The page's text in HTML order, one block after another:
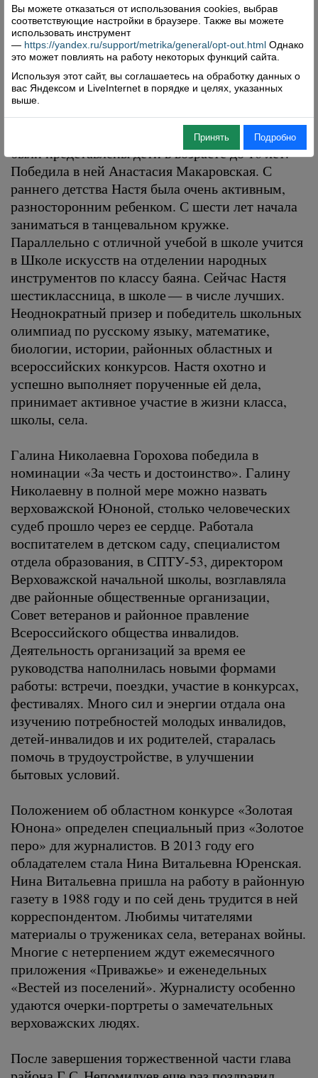
праздников. Отчетный концерт за 2013 год стал,
по восторженным отзывам зрителей, настоящим
событием. Юные и взрослые танцоры ездят на
конкурсы в г. Вологду, В-Устюг, Вельск и даже
Москву. Сейчас в «Комильфо» занимаются
более 100 человек, влюбленных в танец.
В номинации «Новое поколение выбирает»
были представлены дети в возрасте до 16 лет.
Победила в ней Анастасия Макаровская. С
раннего детства Настя была очень активным,
разносторонним ребенком. С шести лет начала
заниматься в танцевальном кружке.
Параллельно с отличной учебой в школе учится
в Школе искусств на отделении народных
инструментов по классу баяна. Сейчас Настя
шестиклассница, в школе — в числе лучших.
Неоднократный призер и победитель школьных
олимпиад по русскому языку, математике,
биологии, истории, районных областных и
всероссийских конкурсов. Настя охотно и
успешно выполняет порученные ей дела,
принимает активное участие в жизни класса,
школы, села.
Галина Николаевна Горохова победила в
номинации «За честь и достоинство». Галину
Николаевну в полной мере можно назвать
верховажской Юноной, столько человеческих
судеб прошло через ее сердце. Работала
воспитателем в детском саду, специалистом
отдела образования, в СПТУ-53, директором
Верховажской начальной школы, возглавляла
две районные общественные организации,
Совет ветеранов и районное правление
Всероссийского общества инвалидов.
Деятельность организаций за время ее
руководства наполнилась новыми формами
работы: встречи, поездки, участие в конкурсах,
фестивалях. Много сил и энергии отдала она
изучению потребностей молодых инвалидов,
детей-инвалидов и их родителей, старалась
помочь в трудоустройстве, в улучшении
бытовых условий.
Положением об областном конкурсе «Золотая
Юнона» определен специальный приз «Золотое
перо» для журналистов. В 2013 году его
обладателем стала Нина Витальевна Юренская.
Нина Витальевна пришла на работу в районную
газету в 1988 году и по сей день трудится в ней
корреспондентом. Любимы читателями
материалы о тружениках села, ветеранах войны.
Многие с нетерпением ждут ежемесячного
приложения «Приважье» и еженедельных
«Вестей из поселений». Журналисту особенно
удаются очерки-портреты о замечательных
верховажских людях.
После завершения торжественной части глава
Вы можете отказаться от использования cookies, выбрав
соответствующие настройки в браузере. Также вы можете
использовать инструмент
— https://yandex.ru/support/metrika/general/opt-out.html Однако
это может повлиять на работу некоторых функций сайта.
Используя этот сайт, вы соглашаетесь на обработку данных о
вас Яндексом и LiveInternet в порядке и целях, указанных
выше.
Принять Подробно